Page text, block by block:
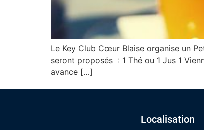
Le Key Club Cœur Blaise organise un
seront proposés : 1 Thé ou 1 Jus 1
avance […]
Localisation